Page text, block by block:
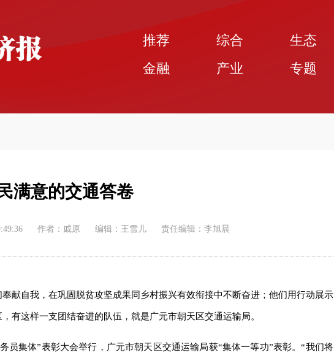
推荐 综合 生态
金融
产业 专题
满意的交通答卷
作者：戚原 编辑：王雪儿 责任编辑：李旭晨
献自我，在巩固脱贫攻坚成果同乡村振兴有效衔接中不断奋进；他们用行动展示
这样一支团结奋进的队伍，就是广元市朝天区交通运输局。
员集体”表彰大会举行，广元市朝天区交通运输局获“集体一等功”表彰。“我们将